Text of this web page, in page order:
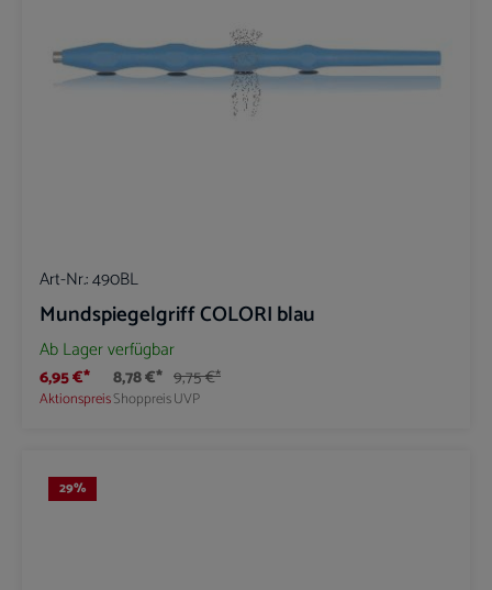
Art-Nr.:490BL
Mundspiegelgriff COLORI blau
Ab Lager verfügbar
6,95 €*
Aktionspreis
8,78 €*
Shoppreis
9,75 €*
UVP
29%